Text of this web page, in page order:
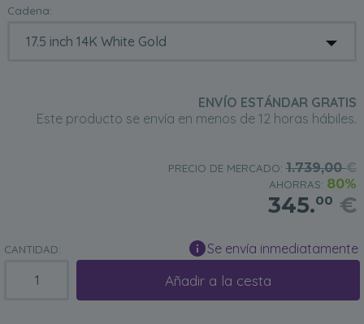
Cadena:
ENVÍO ESTÁNDAR GRATIS
Este producto se envía en menos de 12 horas hábiles.
PRECIO DE MERCADO: 1.739,00€
AHORRAS: 80%
345.00 €
CANTIDAD: Se envía inmediatamente
Añadir a la cesta